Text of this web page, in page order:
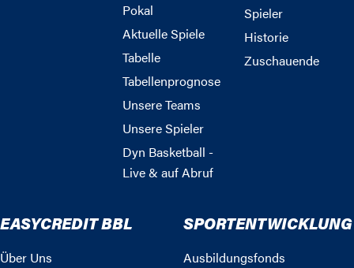
Pokal
Aktuelle Spiele
Tabelle
Tabellenprognose
Unsere Teams
Unsere Spieler
Dyn Basketball -
Live & auf Abruf
Spieler
Historie
Zuschauende
EASYCREDIT BBL
Über Uns
SPORTENTWICKLUNG
Ausbildungsfonds